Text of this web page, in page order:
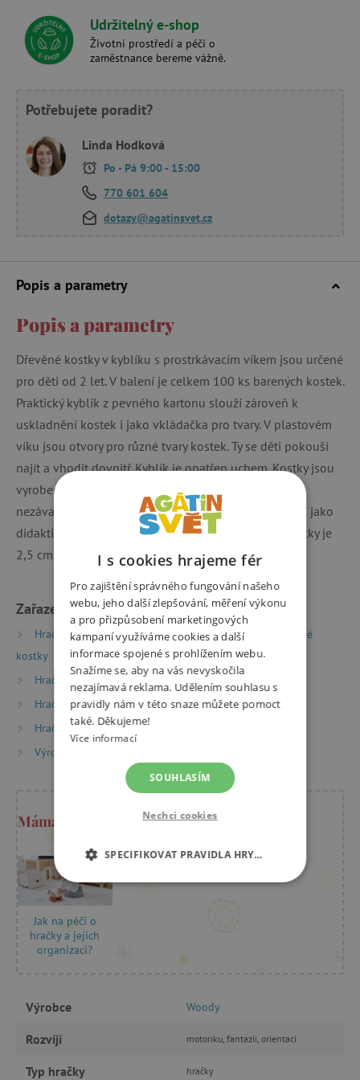
Udržitelný e-shop
Životní prostředí a péči o
zaměstnance bereme vážně.
Potřebujete poradit?
Linda Hodková
Po - Pá 9:00 - 15:00
770 601 604
dotazy@agatinsvet.cz
Popis a parametry
Popis a parametry
Dřevěné kostky v kyblíku s prostrkávacím víkem jsou určené
pro děti od 2 let. V balení je celkem 100 ks barených kostek.
Praktický kyblík z pevného kartonu slouží zároveň k
uskladnění kostek i jako vkládačka pro tvary. V plastovém
víku jsou otvory pro různé tvary kostek. Ty se děti pokouší
najít a vhodit dovnitř. Kyblík je opatřen uchem. Kostky jsou
vyrobeny z kvalitního masivního dřeva. Barvy jsou
nezávadné a pro děti zcela bezpečné. Kostičky sllouží jako
didaktická pomůcka pro rozvoj motoriky. Rozměr kostky je
2,5 cm.
Zařazeno v kategoriích
Hračky dle typu Dřevěné hry a hračky
Dřevěné
kostky
Hračky dle typu
Montessori hračky
Hračky dle věku
Hry a hračky pro děti od 2 let
Hračky dle věku
Hry a hračky pro děti od 3 let
Výrobci
Máma Kristýna radí
Jak na péči o
hračky a jejich
organizaci?
Výrobce Woody
Rozvíjí motoriku, fantazii, orientaci
Typ hračky hračky
I s cookies hrajeme fér
Pro zajištění správného fungování našeho
webu, jeho další zlepšování, měření výkonu
a pro přizpůsobení marketingových
kampaní využíváme cookies a další
informace spojené s prohlížením webu.
Snažíme se, aby na vás nevyskočila
nezajímavá reklama. Udělením souhlasu s
pravidly nám v této snaze můžete pomoct
také. Děkujeme!
Více informací
SOUHLASÍM
Nechci cookies
SPECIFIKOVAT PRAVIDLA HRY…
NEZBYTNĚ NUTNÉ COOKIES
MARKETINGOVÉ COOKIES
FUNKČNÍ SOUBORY
Nezbytně nutné cookies